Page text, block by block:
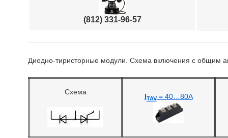
(812) 331-96-57
Диодно-тиристорные модули. Схема включения с общим
Схема
ITAV= 40…80А